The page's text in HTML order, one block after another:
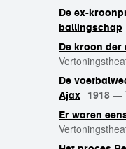
De ex-
ballingschap
De kroon der
De
Ajax
1918 —
Er waren